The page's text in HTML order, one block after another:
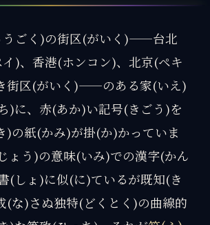
うごく)の街区(がいく)——台北
)、香港(ホンコン)、北京(ペキ
街区(がいく)——のある家(いえ)
)に、赤(あか)い記号(きごう)を
)の紙(かみ)が掛(か)かっていま
ょう)の意味(いみ)での漢字(かん
(しょ)に似(に)ているが既知(き
(な)さぬ独特(どくとく)の曲線的